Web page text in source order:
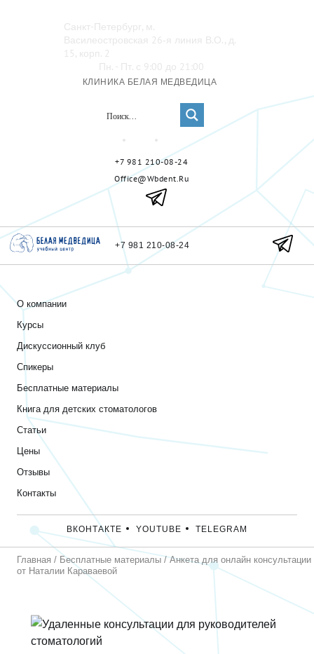
Санкт-Петербург, м.
Василеостровская 26‑я линия В.О., д.
15, корп. 2
Пн. - Пт. с 9:00 до 21:00
КЛИНИКА БЕЛАЯ МЕДВЕДИЦА
+7 981 210-08-24
Office@wbdent.ru
+7 981 210-08-24
О компании
Курсы
Дискуссионный клуб
Спикеры
Бесплатные материалы
Книга для детских стоматологов
Статьи
Цены
Отзывы
Контакты
ВКОНТАКТЕ YOUTUBE TELEGRAM
Главная / Бесплатные материалы/Анкета для онлайн консультации
от Наталии Караваевой